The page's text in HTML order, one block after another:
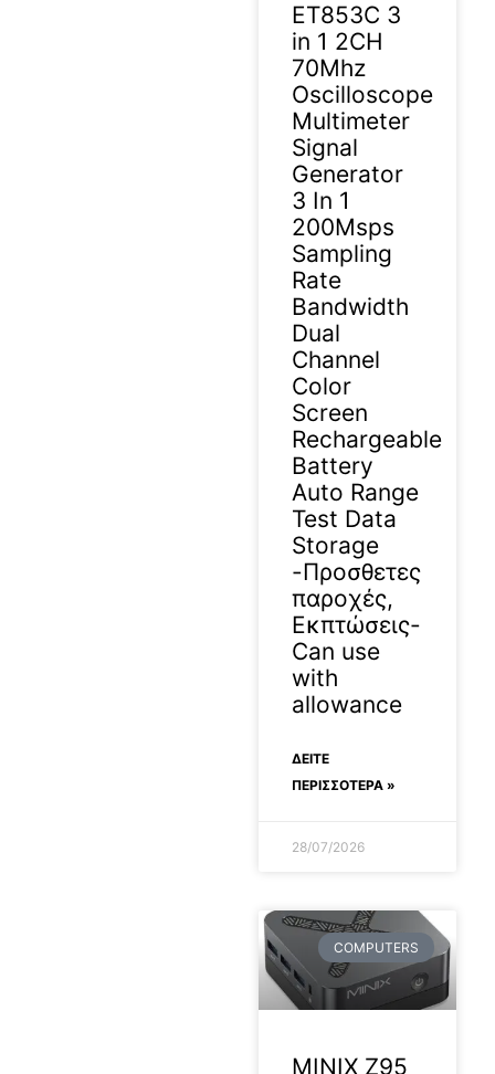
ET853C 3
in 1 2CH
70Mhz
Oscilloscope
Multimeter
Signal
Generator
3 In 1
200Msps
Sampling
Rate
Bandwidth
Dual
Channel
Color
Screen
Rechargeable
Battery
Auto Range
Test Data
Storage
-Προσθετες
παροχές,
Εκπτώσεις-
Can use
with
allowance
ΔΕΊΤΕ
ΠΕΡΙΣΣΟΤΕΡΑ »
28/07/2026
COMPUTERS
MINIX Z95